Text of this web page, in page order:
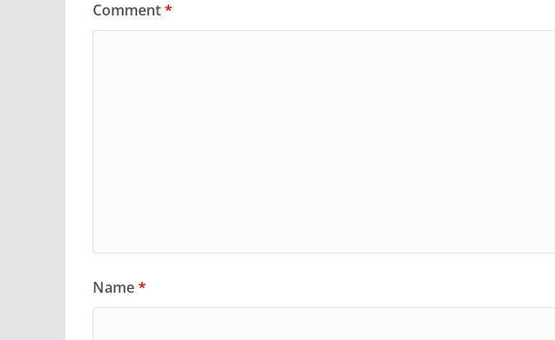
Comment*
Name*